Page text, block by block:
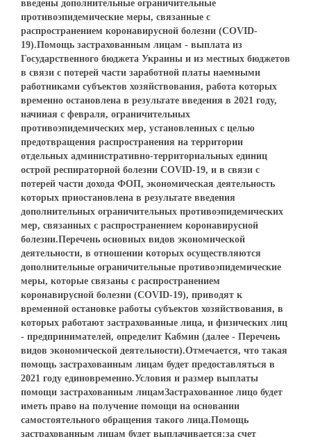
введены дополнительные ограничительные
противоэпидемические меры, связанные с
распространением коронавирусной болезни (COVID-
19).Помощь застрахованным лицам - выплата из
Государственного бюджета Украины и из местных бюджетов
в связи с потерей части заработной платы наемными
работниками субъектов хозяйствования, работа которых
временно остановлена в результате введения в 2021 году,
начиная с февраля, ограничительных
противоэпидемических мер, установленных с целью
предотвращения распространения на территории
отдельных административно-территориальных единиц
острой респираторной болезни COVID-19, и в связи с
потерей части дохода ФОП, экономическая деятельность
которых приостановлена в результате введения
дополнительных ограничительных противоэпидемических
мер, связанных с распространением коронавирусной
болезни.Перечень основных видов экономической
деятельности, в отношении которых осуществляются
дополнительные ограничительные противоэпидемические
меры, которые связаны с распространением
коронавирусной болезни (COVID-19), приводят к
временной остановке работы субъектов хозяйствования, в
которых работают застрахованные лица, и физических лиц
- предпринимателей, определит Кабмин (далее - Перечень
видов экономической деятельности).Отмечается, что такая
помощь застрахованным лицам будет предоставляться в
2021 году единовременно.Условия и размер выплаты
помощи застрахованным лицамЗастрахованное лицо будет
иметь право на получение помощи на основании
самостоятельного обращения такого лица.Помощь
застрахованным лицам будет выплачивается:за счет